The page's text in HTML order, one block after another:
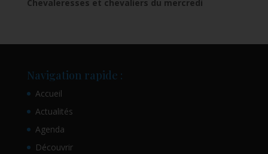
Chevaleresses et chevaliers du mercredi
Navigation rapide :
Accueil
Actualités
Agenda
Découvrir